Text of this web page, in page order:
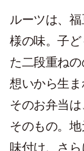
ルーツは、
様の味。子
た二段重ね
想いから生ま
そのお弁当は
そのもの。
味付け、さ